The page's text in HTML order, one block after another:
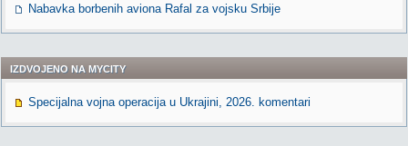
Nabavka borbenih aviona Rafal za vojsku Srbije
IZDVOJENO NA MYCITY
Specijalna vojna operacija u Ukrajini, 2026. komentari